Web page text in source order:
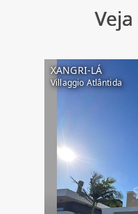
XANGRI-LÁ
Villaggio Atlântida